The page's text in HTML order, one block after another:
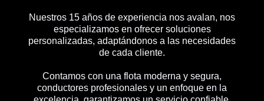
Nuestros 15 años de experiencia nos avalan, nos
especializamos en ofrecer soluciones
personalizadas, adaptándonos a las necesidades
de cada cliente.
Contamos con una flota moderna y segura,
conductores profesionales y un enfoque en la